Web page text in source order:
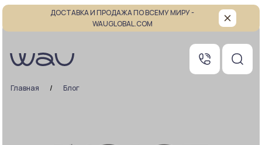
ДОСТАВКА И ПРОДАЖА ПО ВСЕМУ МИРУ -
WAUGLOBAL.COM
Главная Блог